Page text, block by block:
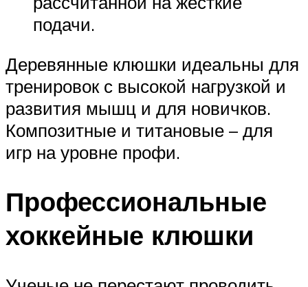
подачи.
Деревянные клюшки идеальны для
тренировок с высокой нагрузкой и
развития мышц и для новичков.
Композитные и титановые – для
игр на уровне профи.
Профессиональные
хоккейные клюшки